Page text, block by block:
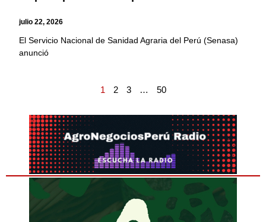
julio 22, 2026
El Servicio Nacional de Sanidad Agraria del Perú (Senasa)
anunció
1 2 3 … 50